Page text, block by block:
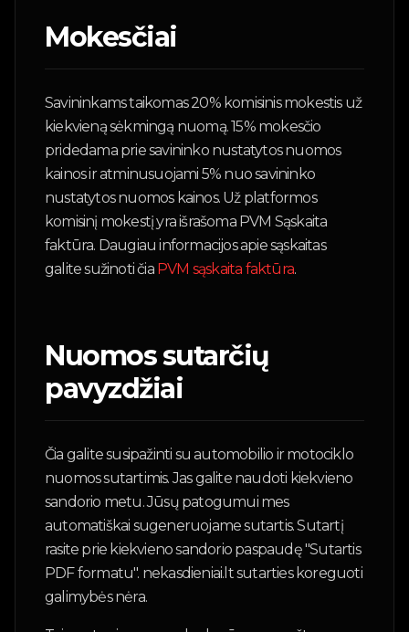
Mokesčiai
Savininkams taikomas 20% komisinis mokestis už
kiekvieną sėkmingą nuomą. 15% mokesčio
pridedama prie savininko nustatytos nuomos
kainos ir atminusuojami 5% nuo savininko
nustatytos nuomos kainos. Už platformos
komisinį mokestį yra išrašoma PVM Sąskaita
faktūra. Daugiau informacijos apie sąskaitas
galite sužinoti čia PVM sąskaita faktūra.
Nuomos sutarčių
pavyzdžiai
Čia galite susipažinti su automobilio ir motociklo
nuomos sutartimis. Jas galite naudoti kiekvieno
sandorio metu. Jūsų patogumui mes
automatiškai sugeneruojame sutartis. Sutartį
rasite prie kiekvieno sandorio paspaudę "Sutartis
PDF formatu". nekasdieniai.lt sutarties koreguoti
galimybės nėra.